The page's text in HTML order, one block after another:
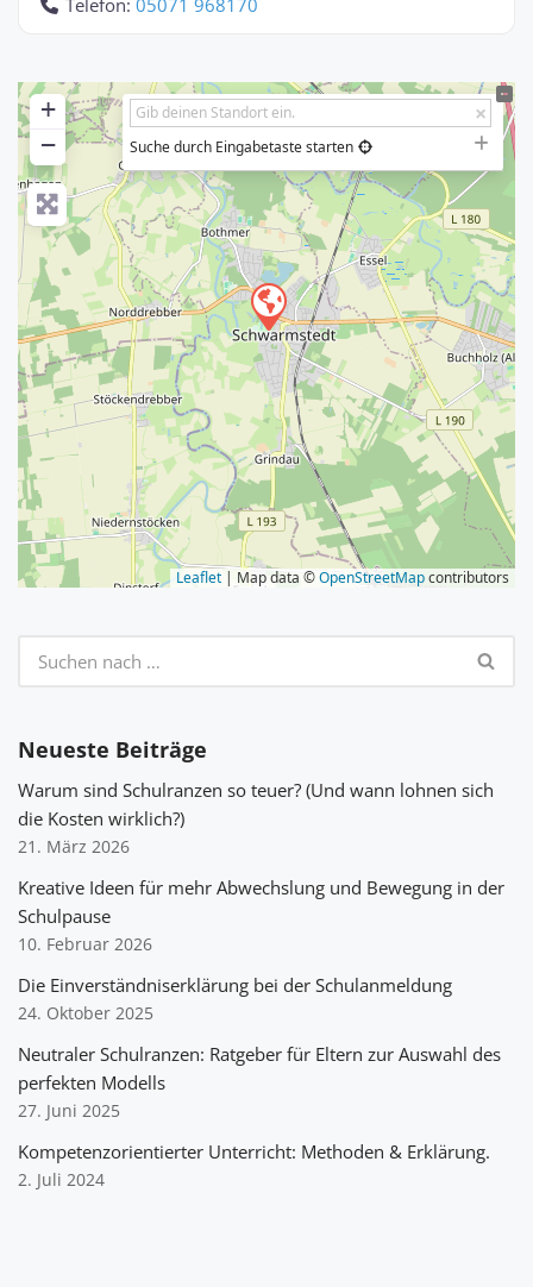
+
−
Suche durch Eingabetaste starten
Leaflet | Map data ©OpenStreetMapcontributors
Neueste Beiträge
Warum sind Schulranzen so teuer? (Und wann lohnen sich
die Kosten wirklich?)
21. März 2026
Kreative Ideen für mehr Abwechslung und Bewegung in der
Schulpause
10. Februar 2026
Die Einverständniserklärung bei der Schulanmeldung
24. Oktober 2025
Neutraler Schulranzen: Ratgeber für Eltern zur Auswahl des
perfekten Modells
27. Juni 2025
Kompetenzorientierter Unterricht: Methoden & Erklärung.
2. Juli 2024